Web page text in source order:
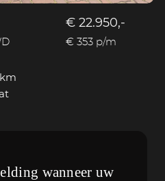
€ 22.950,-
€ 353 p/m
wanneer uw